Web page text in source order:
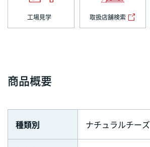
工場見学 取扱店舗検索
商品概要
種類別 ナチュラルチーズ